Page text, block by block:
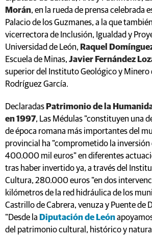
Morán, en la rueda de prensa celebrada
Palacio de los Guzmanes, a la que
vicerrectora de Inclusión, Igualdad y
Universidad de León, Raquel
Escuela de Minas, Javier Fernández
superior del Instituto Geológico y Minero
Rodríguez García.
Declaradas Patrimonio de la
en 1997, Las Médulas "constituyen una
de época romana más importantes del
provincial ha "comprometido la inversión
400.000 mil euros" en diferentes
tras haber invertido ya, a través del
Cultura, 280.000 euros "en dos
kilómetros de la red hidráulica de los
Castrillo de Cabrera, venuza y Puente de
"Desde la Diputación de León
del patrimonio cultural, histórico y